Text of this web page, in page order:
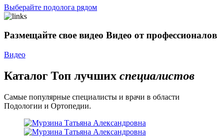
Выберайте подолога рядом
Размещайте свое видео Видео от профессионалов
Видео
Каталог Топ лучших специалистов
Самые популярные специалисты и врачи в области
Подологии и Ортопедии.